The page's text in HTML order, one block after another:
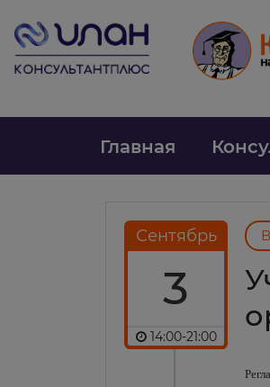
Главная
Сентябрь
3
14:00-21:00